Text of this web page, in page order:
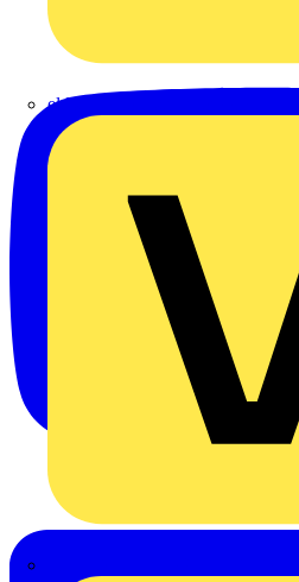
eldis electro distributor GmbH